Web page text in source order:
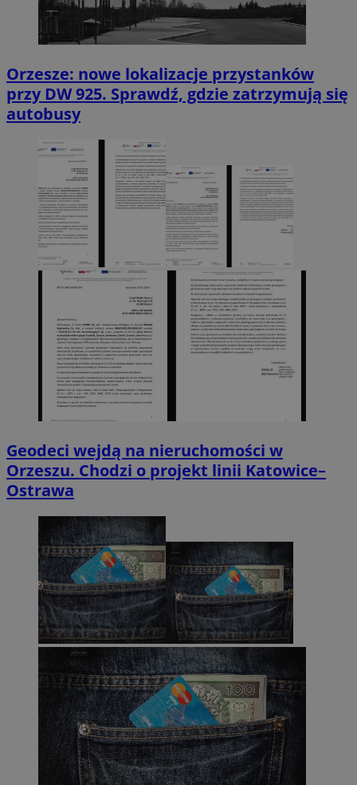
Orzesze: nowe lokalizacje przystanków
przy DW 925. Sprawdź, gdzie zatrzymują się
autobusy
Geodeci wejdą na nieruchomości w
Orzeszu. Chodzi o projekt linii Katowice–
Ostrawa